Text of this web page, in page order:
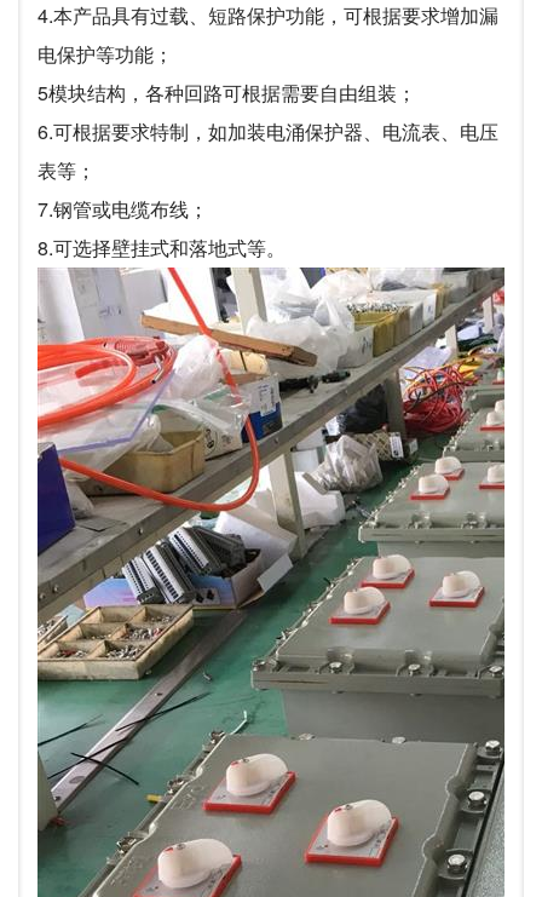
4.本产品具有过载、短路保护功能，可根据要求增加漏
电保护等功能；
5模块结构，各种回路可根据需要自由组装；
6.可根据要求特制，如加装电涌保护器、电流表、电压
表等；
7.钢管或电缆布线；
8.可选择壁挂式和落地式等。